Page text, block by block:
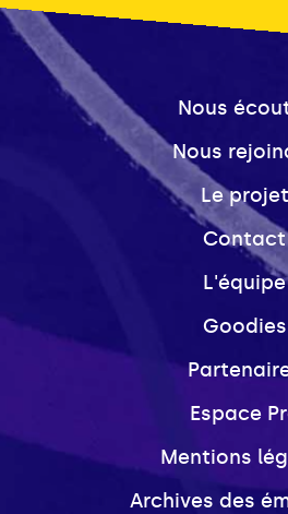
Nous
Nous
Le projet
Contact
L'équipe
Goodies
Espace
Mentions
Archives des